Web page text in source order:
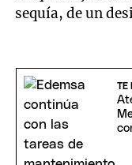
sequía, de un
TE